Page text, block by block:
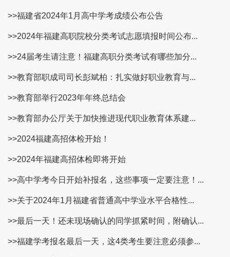
>>福建省2024年1月高中学考成绩公布公告
>>2024年福建高职院校分类考试志愿填报时间公布...
>>24届考生请注意！福建高职分类考试有哪些加分...
>>教育部职成司司长彭斌柏：扎实做好职业教育与...
>>教育部举行2023年年终总结会
>>教育部办公厅关于加快推进现代职业教育体系建...
>>2024福建高招体检开始！
>>2024年福建高招体检即将开始
>>高中学考今日开始补报名，这些事项一定要注意！...
>>关于2024年1月福建省普通高中学业水平合格性...
>>最后一天！还未现场确认的同学抓紧时间，附确认...
>>福建学考报名最后一天，这4类考生要注意必须参...